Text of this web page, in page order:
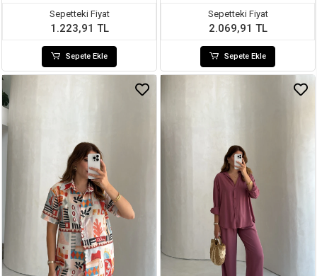
Sepetteki Fiyat
1.223,91 TL
Sepete Ekle
Sepetteki Fiyat
2.069,91 TL
Sepete Ekle